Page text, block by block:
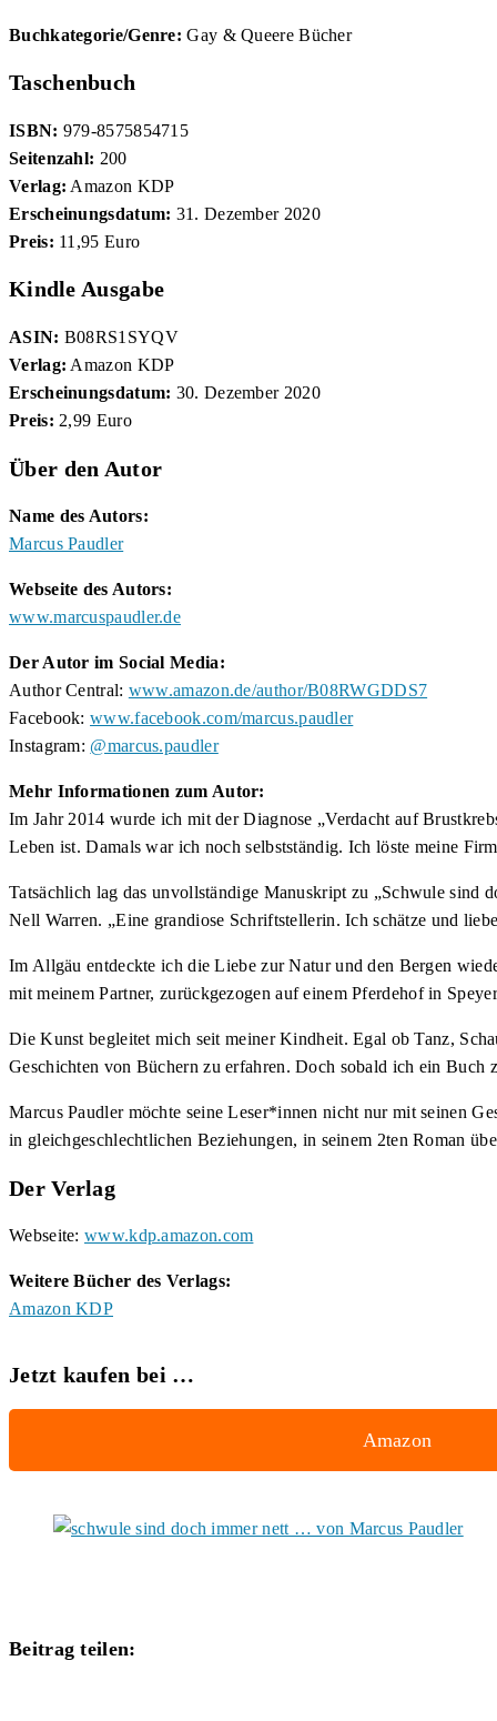
Buchkategorie/Genre: Gay & Queere Bücher
Taschenbuch
ISBN: 979-8575854715
Seitenzahl: 200
Verlag: Amazon KDP
Erscheinungsdatum: 31. Dezember 2020
Preis: 11,95 Euro
Kindle Ausgabe
ASIN: B08RS1SYQV
Verlag: Amazon KDP
Erscheinungsdatum: 30. Dezember 2020
Preis: 2,99 Euro
Über den Autor
Name des Autors:
Marcus Paudler
Webseite des Autors:
www.marcuspaudler.de
Der Autor im Social Media:
Author Central: www.amazon.de/author/B08RWGDDS7
Facebook:www.facebook.com/marcus.paudler
Instagram: @marcus.paudler
Mehr Informationen zum Autor:
Im Jahr 2014 wurde ich mit der Diagnose „Verdacht auf
Leben ist. Damals war ich noch selbstständig. Ich löste meine
Tatsächlich lag das unvollständige Manuskript zu „Schwule sind
Nell Warren. „Eine grandiose Schriftstellerin. Ich schätze und
Im Allgäu entdeckte ich die Liebe zur Natur und den Bergen
mit meinem Partner, zurückgezogen auf einem Pferdehof in
Die Kunst begleitet mich seit meiner Kindheit. Egal ob Tanz,
Geschichten von Büchern zu erfahren. Doch sobald ich ein Buch
Marcus Paudler möchte seine Leser*innen nicht nur mit seinen
in gleichgeschlechtlichen Beziehungen, in seinem 2ten Roman
Der Verlag
Webseite: www.kdp.amazon.com
Weitere Bücher des Verlags:
Amazon KDP
Jetzt kaufen bei …
Amazon
Beitrag teilen: